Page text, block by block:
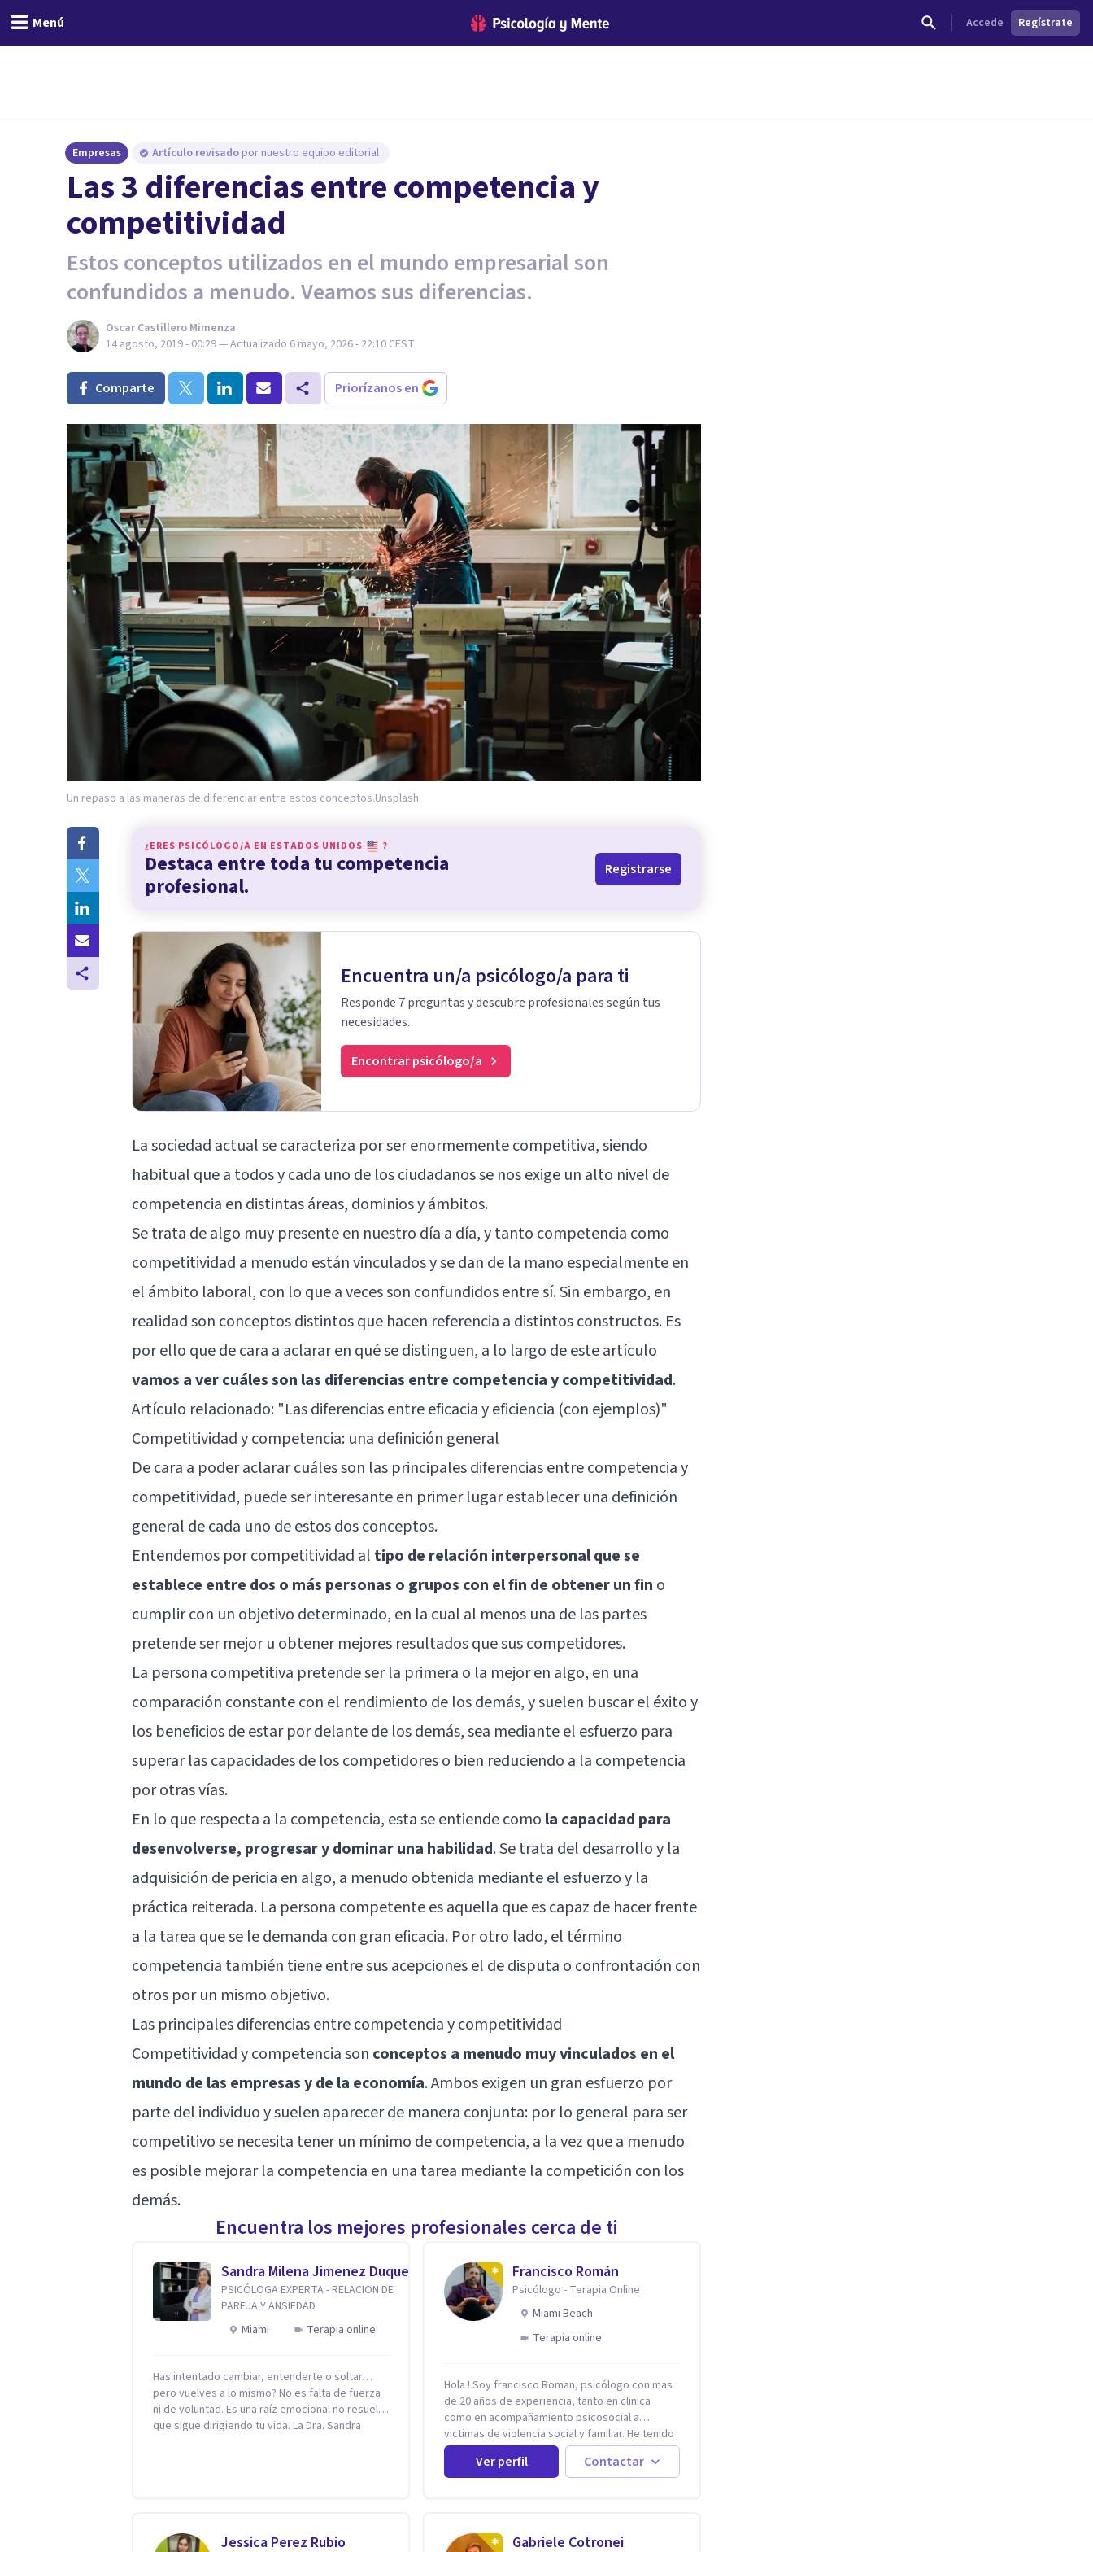
Menú Accede Regístrate
Empresas Artículo revisado por nuestro equipo editorial
Las 3 diferencias entre competencia y
competitividad
Estos conceptos utilizados en el mundo empresarial son
confundidos a menudo. Veamos sus diferencias.
Oscar Castillero Mimenza
14 agosto, 2019 - 00:29— Actualizado 6 mayo, 2026 - 22:10 CEST
Comparte Priorízanos en
Un repaso a las maneras de diferenciar entre estos conceptos.Unsplash.
¿ERES PSICÓLOGO/A EN ESTADOS UNIDOS ?
Destaca entre toda tu competencia
profesional.
Registrarse
Encuentra un/a psicólogo/a para ti
Responde 7 preguntas y descubre profesionales según tus
necesidades.
Encontrar psicólogo/a
La sociedad actual se caracteriza por ser enormemente competitiva, siendo
habitual que a todos y cada uno de los ciudadanos se nos exige un alto nivel de
competencia en distintas áreas, dominios y ámbitos.
Se trata de algo muy presente en nuestro día a día, y tanto competencia como
competitividad a menudo están vinculados y se dan de la mano especialmente en
el ámbito laboral, con lo que a veces son confundidos entre sí. Sin embargo, en
realidad son conceptos distintos que hacen referencia a distintos constructos. Es
por ello que de cara a aclarar en qué se distinguen, a lo largo de este artículo
vamos a ver cuáles son las diferencias entre competencia y competitividad.
Artículo relacionado: "Las diferencias entre eficacia y eficiencia (con ejemplos)"
Competitividad y competencia: una definición general
De cara a poder aclarar cuáles son las principales diferencias entre competencia y
competitividad, puede ser interesante en primer lugar establecer una definición
general de cada uno de estos dos conceptos.
Entendemos por competitividad al tipo de relación interpersonal que se
establece entre dos o más personas o grupos con el fin de obtener un fin o
cumplir con un objetivo determinado, en la cual al menos una de las partes
pretende ser mejor u obtener mejores resultados que sus competidores.
La persona competitiva pretende ser la primera o la mejor en algo, en una
comparación constante con el rendimiento de los demás, y suelen buscar el éxito y
los beneficios de estar por delante de los demás, sea mediante el esfuerzo para
superar las capacidades de los competidores o bien reduciendo a la competencia
por otras vías.
En lo que respecta a la competencia, esta se entiende como la capacidad para
desenvolverse, progresar y dominar una habilidad. Se trata del desarrollo y la
adquisición de pericia en algo, a menudo obtenida mediante el esfuerzo y la
práctica reiterada. La persona competente es aquella que es capaz de hacer frente
a la tarea que se le demanda con gran eficacia. Por otro lado, el término
competencia también tiene entre sus acepciones el de disputa o confrontación con
otros por un mismo objetivo.
Las principales diferencias entre competencia y competitividad
Competitividad y competencia son conceptos a menudo muy vinculados en el
mundo de las empresas y de la economía. Ambos exigen un gran esfuerzo por
parte del individuo y suelen aparecer de manera conjunta: por lo general para ser
competitivo se necesita tener un mínimo de competencia, a la vez que a menudo
es posible mejorar la competencia en una tarea mediante la competición con los
demás.
Encuentra los mejores profesionales cerca de ti
Sandra Milena Jimenez Duque
PSICÓLOGA EXPERTA - RELACION DE
PAREJA Y ANSIEDAD
Miami
Terapia online
Has intentado cambiar, entenderte o soltar…
pero vuelves a lo mismo? No es falta de fuerza
ni de voluntad. Es una raíz emocional no resuelta
que sigue dirigiendo tu vida. La Dra. Sandra
en diferentes países, acompañando procesos
Francisco Román
Psicólogo - Terapia Online
Miami Beach
Terapia online
Hola ! Soy francisco Roman, psicólogo con mas
de 20 años de experiencia, tanto en clinica
como en acompañamiento psicosocial a
victimas de violencia social y familiar. He tenido
la oportunidad de trabajar con niños adultos y
familias en todos los espacios y esto me ha
dado un una variedad de aprendizajes que
virtual, de lunes a sabado. el costo de cada
sesión lo acordamos en el primer contacto
Ver perfil Contactar
Jessica Perez Rubio Gabriele Cotronei